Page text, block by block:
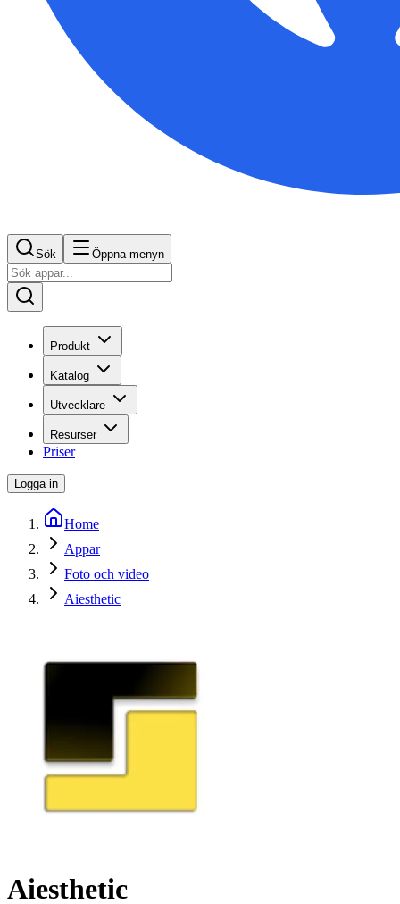
Sök Öppna menyn
Produkt
Katalog
Utvecklare
Resurser
Priser
Logga in
Home
Appar
Foto och video
Aiesthetic
Aiesthetic